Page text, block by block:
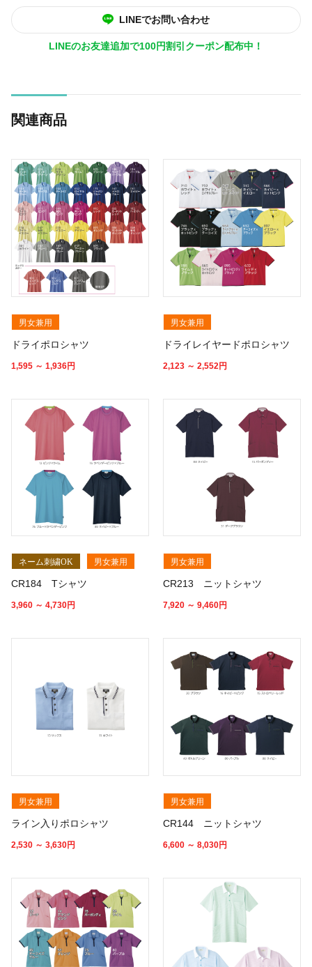
LINEでお問い合わせ
LINEのお友達追加で100円割引クーポン配布中！
関連商品
男女兼用
ドライポロシャツ
1,595 ～ 1,936円
男女兼用
ドライレイヤードポロシャツ
2,123 ～ 2,552円
ネーム刺繍OK 男女兼用
CR184 Tシャツ
3,960 ～ 4,730円
男女兼用
CR213 ニットシャツ
7,920 ～ 9,460円
男女兼用
ライン入りポロシャツ
2,530 ～ 3,630円
男女兼用
CR144 ニットシャツ
6,600 ～ 8,030円